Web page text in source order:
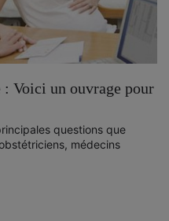
Voici un ouvrage pour
questions que
médecins